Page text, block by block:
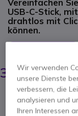
Vereinfachen
USB-C-Stick,
drahtlos mit
können.
341,95 €-
Anzahl
Wir verwenden
unsere Dienste
verbessern, die
analysieren und
Ihren Interessen